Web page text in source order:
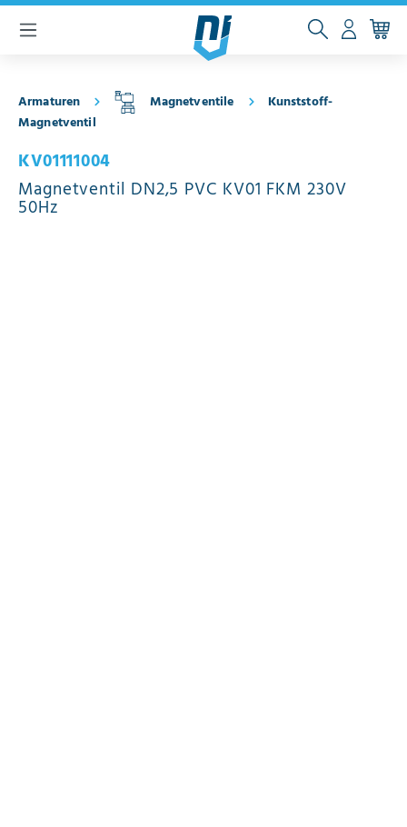
springen
Armaturen Magnetventile
Kunststoff-
Magnetventil
KV01111004
Magnetventil DN2,5 PVC KV01 FKM 230V
50Hz